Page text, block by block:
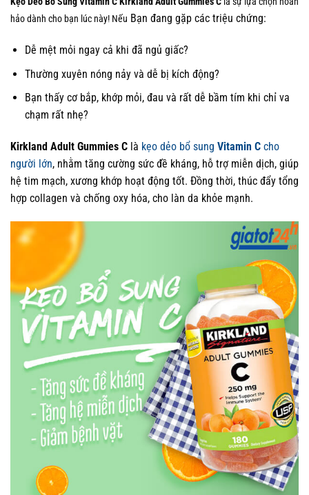
hảo dành cho bạn lúc này! Nếu Bạn đang gặp các triệu chứng:
Dễ mệt mỏi ngay cả khi đã ngủ giấc?
Thường xuyên nóng nảy và dễ bị kích động?
Bạn thấy cơ bắp, khớp mỏi, đau và rất dễ bầm tím khi chỉ va
chạm rất nhẹ?
Kirkland Adult Gummies C là kẹo dẻo bổ sung Vitamin C cho
người lớn, nhằm tăng cường sức đề kháng, hỗ trợ miễn dịch, giúp
hệ tim mạch, xương khớp hoạt động tốt. Đồng thời, thúc đẩy tổng
hợp collagen và chống oxy hóa, cho làn da khỏe mạnh.